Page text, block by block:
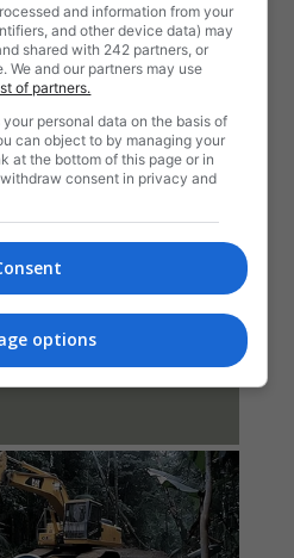
and information from your
and other device data) may
shared with 242 partners, or
We and our partners may use
of partners.
personal data on the basis of
can object to by managing your
at the bottom of this page or in
consent in privacy and
options